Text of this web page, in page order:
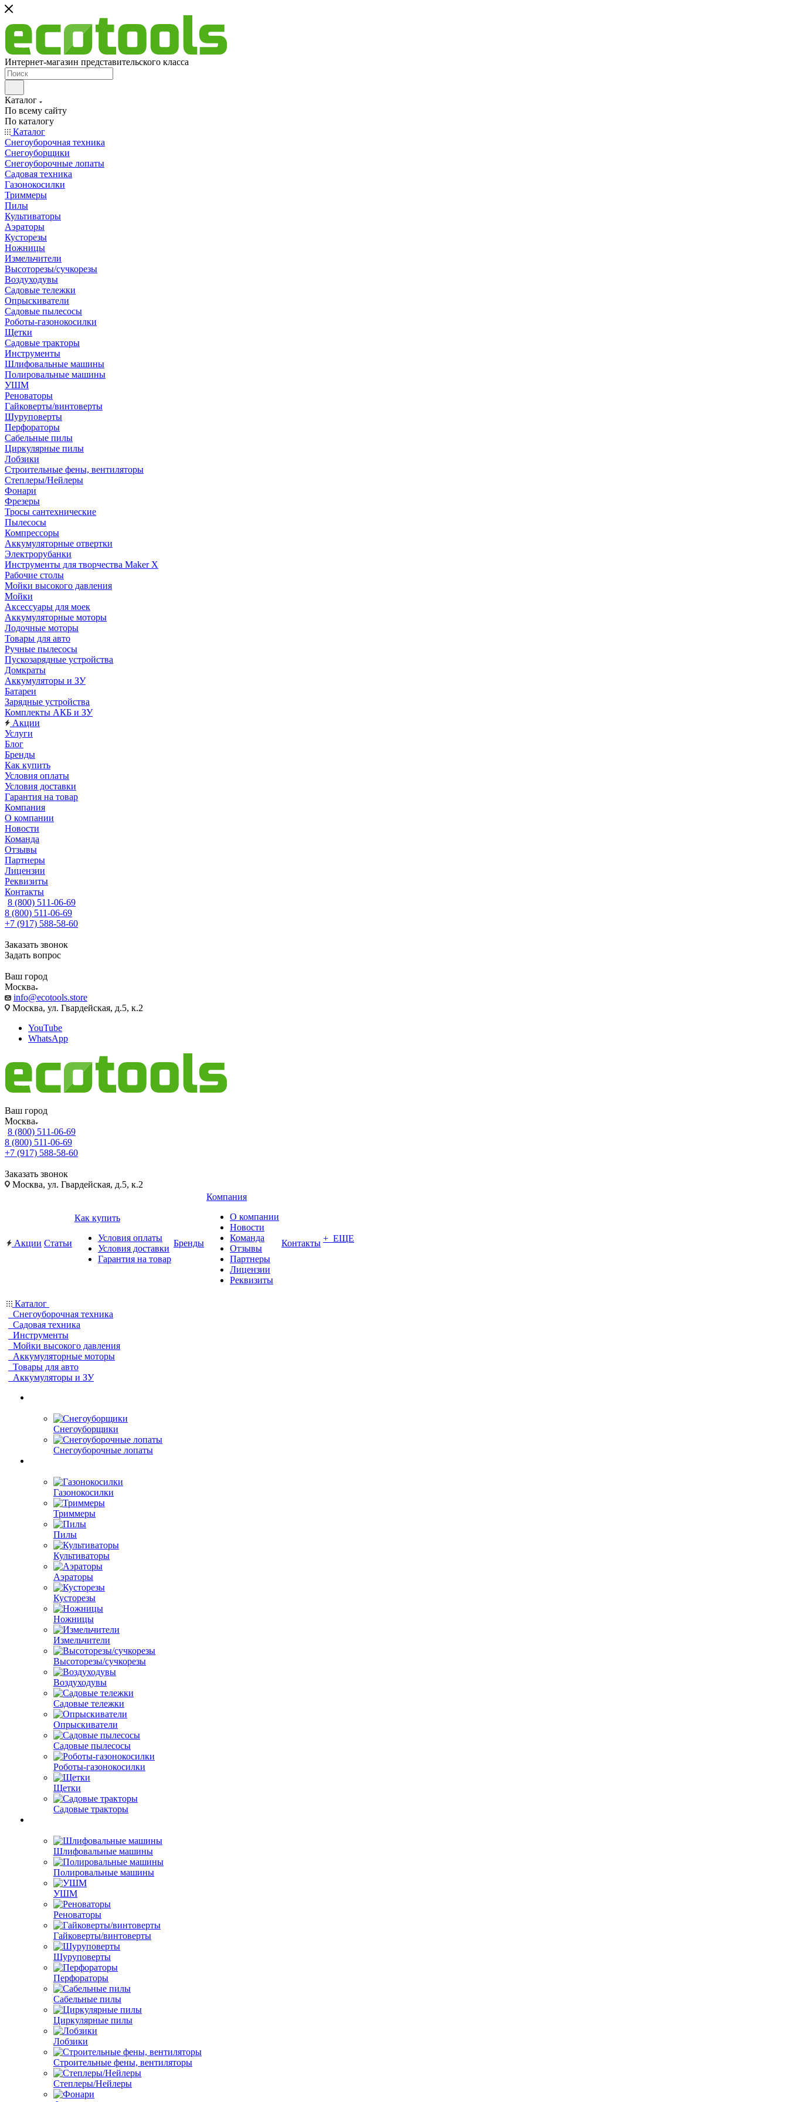
Интернет-магазин представительского класса
Каталог
По всему сайту
По каталогу
Каталог
Снегоуборочная техника
Снегоуборщики
Снегоуборочные лопаты
Садовая техника
Газонокосилки
Триммеры
Пилы
Культиваторы
Аэраторы
Кусторезы
Ножницы
Измельчители
Высоторезы/сучкорезы
Воздуходувы
Садовые тележки
Опрыскиватели
Садовые пылесосы
Роботы-газонокосилки
Щетки
Садовые тракторы
Инструменты
Шлифовальные машины
Полировальные машины
УШМ
Реноваторы
Гайковерты/винтоверты
Шуруповерты
Перфораторы
Сабельные пилы
Циркулярные пилы
Лобзики
Строительные фены, вентиляторы
Степлеры/Нейлеры
Фонари
Фрезеры
Тросы сантехнические
Пылесосы
Компрессоры
Аккумуляторные отвертки
Электрорубанки
Инструменты для творчества Maker X
Рабочие столы
Мойки высокого давления
Мойки
Аксессуары для моек
Аккумуляторные моторы
Лодочные моторы
Товары для авто
Ручные пылесосы
Пускозарядные устройства
Домкраты
Аккумуляторы и ЗУ
Батареи
Зарядные устройства
Комплекты АКБ и ЗУ
Акции
Услуги
Блог
Бренды
Как купить
Условия оплаты
Условия доставки
Гарантия на товар
Компания
О компании
Новости
Команда
Отзывы
Партнеры
Лицензии
Реквизиты
Контакты
8 (800) 511-06-69
8 (800) 511-06-69
+7 (917) 588-58-60
Заказать звонок
Задать вопрос
Ваш город
Москва
info@ecotools.store
Москва, ул. Гвардейская, д.5, к.2
YouTube
WhatsApp
Ваш город
Москва
8 (800) 511-06-69
8 (800) 511-06-69
+7 (917) 588-58-60
Заказать звонок
Москва, ул. Гвардейская, д.5, к.2
Акции Статьи
Как купить
Условия оплаты
Условия доставки
Гарантия на товар
Бренды
Компания
О компании
Новости
Команда
Отзывы
Партнеры
Лицензии
Реквизиты
Контакты + ЕЩЕ
Каталог
Снегоуборочная техника
Садовая техника
Инструменты
Мойки высокого давления
Аккумуляторные моторы
Товары для авто
Аккумуляторы и ЗУ
Снегоуборщики
Снегоуборочные лопаты
Газонокосилки
Триммеры
Пилы
Культиваторы
Аэраторы
Кусторезы
Ножницы
Измельчители
Высоторезы/сучкорезы
Воздуходувы
Садовые тележки
Опрыскиватели
Садовые пылесосы
Роботы-газонокосилки
Щетки
Садовые тракторы
Шлифовальные машины
Полировальные машины
УШМ
Реноваторы
Гайковерты/винтоверты
Шуруповерты
Перфораторы
Сабельные пилы
Циркулярные пилы
Лобзики
Строительные фены, вентиляторы
Степлеры/Нейлеры